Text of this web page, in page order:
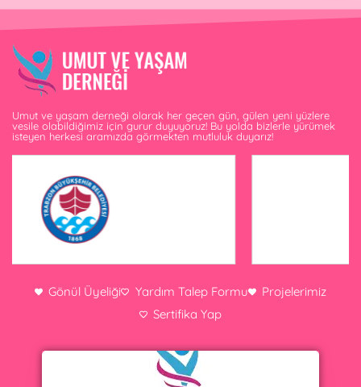
Umut ve yaşam derneği olarak her geçen gün, gülen yeni yüzlere
vesile olabildiğimiz için gurur duyuyoruz! Bu yolda bizlerle yürümek
isteyen herkesi aramızda görmekten mutluluk duyarız!
Gönül Üyeliği Yardım Talep Formu
Projelerimiz
Sertifika Yap